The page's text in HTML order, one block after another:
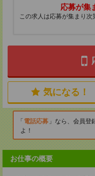
応募が集
この求人は応募が集まり
気になる！
電話応募
なら、会員登
よ！
お仕事の概要